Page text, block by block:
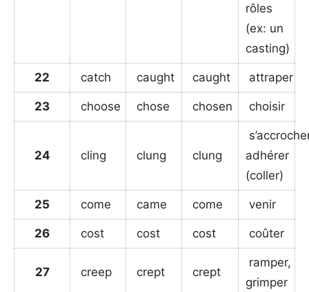
rôles
(ex: un
casting)
22 catch caught caught attraper
23 choose chose chosen choisir
24 cling clung clung
adhérer
(coller)
25 come came come venir
26 cost cost cost coûter
27 creep crept crept
ramper,
grimper